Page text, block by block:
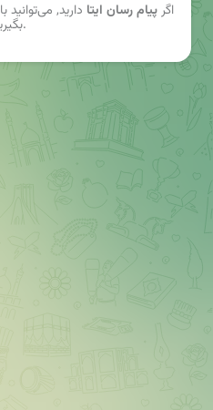
اگرپیام رسان ایتا دارید, می‌توانید با
بگیرید.